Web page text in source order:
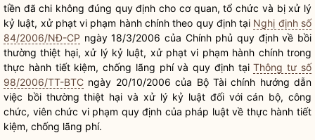
tiền đã chi không đúng quy định cho cơ quan, tổ chức và bị xử lý
kỷ luật, xử phạt vi phạm hành chính theo quy định tại Nghị định số
84/2006/NĐ-CP ngày 18/3/2006 của Chính phủ quy định về bồi
thường thiệt hại, xử lý kỷ luật, xử phạt vi phạm hành chính trong
thực hành tiết kiệm, chống lãng phí và quy định tạiThông tư số
98/2006/TT-BTC ngày 20/10/2006 của Bộ Tài chính hướng dẫn
việc bồi thường thiệt hại và xử lý kỷ luật đối với cán bộ, công
chức, viên chức vi phạm quy định của pháp luậtvề thực hành tiết
kiệm, chống lãng phí.